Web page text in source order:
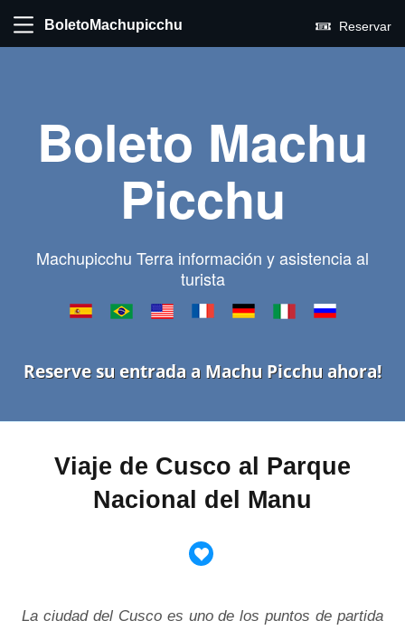
BoletoMachupicchu Reservar
Boleto Machu
Picchu
Machupicchu Terra información y asistencia al
turista
Reserve su entrada a Machu Picchu ahora!
Viaje de Cusco al Parque
Nacional del Manu
La ciudad del Cusco es uno de los puntos de partida